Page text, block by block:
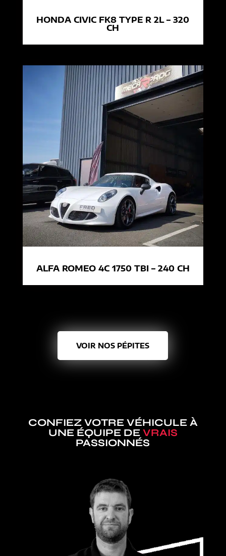
HONDA CIVIC FK8 TYPE R 2L – 320
CH
ALFA ROMEO 4C 1750 TBI – 240 CH
VOIR NOS PÉPITES
CONFIEZ VOTRE VÉHICULE À
UNE ÉQUIPE DE VRAIS
PASSIONNÉS